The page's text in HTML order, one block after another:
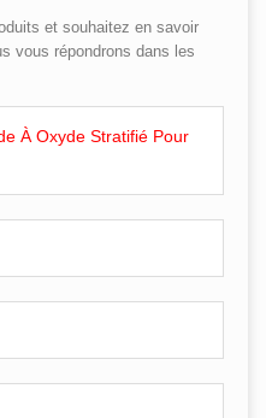
et souhaitez en savoir
vous répondrons dans les
À Oxyde Stratifié Pour